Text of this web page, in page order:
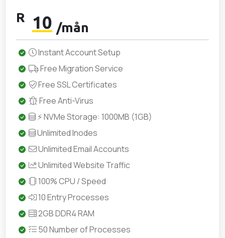
R 10 /mån
Instant Account Setup
Free Migration Service
Free SSL Certificates
Free Anti-Virus
⚡ NVMe Storage: 1000MB (1GB)
Unlimited Inodes
Unlimited Email Accounts
Unlimited Website Traffic
100% CPU / Speed
10 Entry Processes
2GB DDR4 RAM
50 Number of Processes